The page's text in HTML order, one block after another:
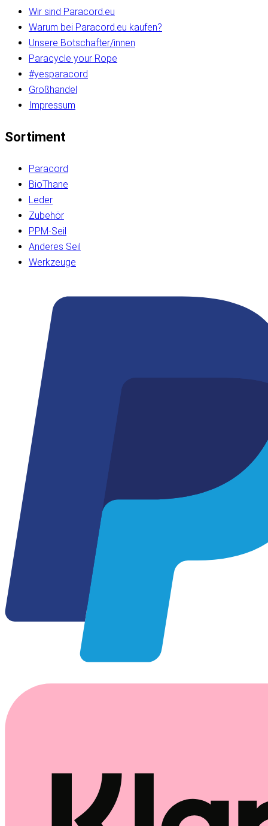
Wir sind Paracord.eu
Warum bei Paracord.eu kaufen?
Unsere Botschafter/innen
Paracycle your Rope
#yesparacord
Großhandel
Impressum
Sortiment
Paracord
BioThane
Leder
Zubehör
PPM-Seil
Anderes Seil
Werkzeuge